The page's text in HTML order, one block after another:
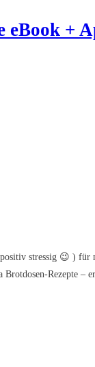
eBook +
stressig 😉 ) für
Rezepte –